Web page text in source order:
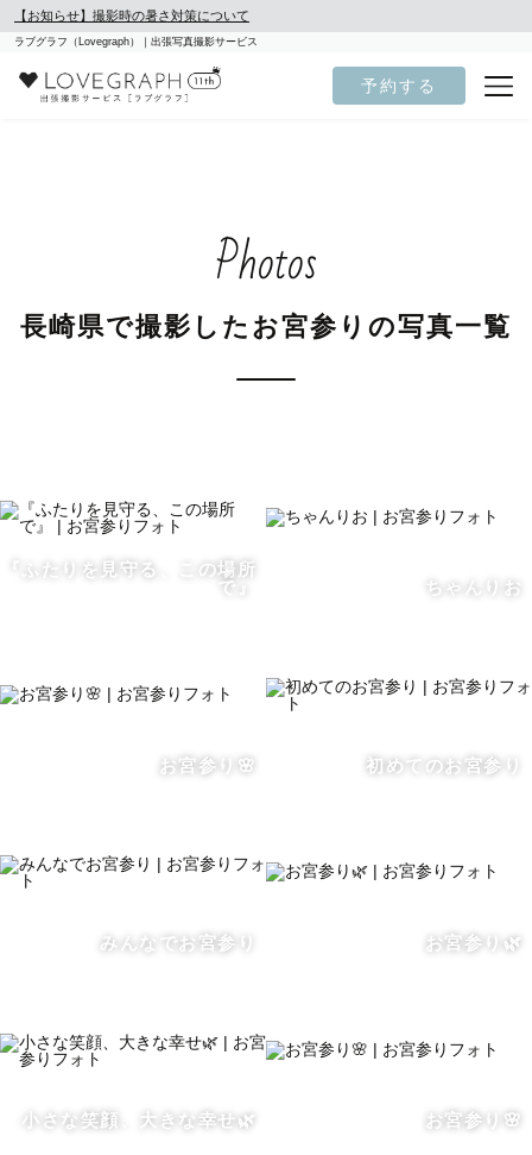
【お知らせ】撮影時の暑さ対策について
ラブグラフ（Lovegraph）｜出張写真撮影サービス
予約する
Photos
長崎県で撮影したお宮参りの写真一覧
『ふたりを見守る、この場所
で』
ちゃんりお
お宮参り🌸 初めてのお宮参り
みんなでお宮参り お宮参り🌿
小さな笑顔、大きな幸せ🌿 お宮参り🌸